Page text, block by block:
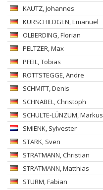
KAUTZ, Johannes
KURSCHILDGEN, Emanuel
OLBERDING, Florian
PELTZER, Max
PFEIL, Tobias
ROTTSTEGGE, Andre
SCHMITT, Denis
SCHNABEL, Christoph
SCHULTE-LÜNZUM, Markus
SMIENK, Sylvester
STARK, Sven
STRATMANN, Christian
STRATMANN, Matthias
STURM, Fabian